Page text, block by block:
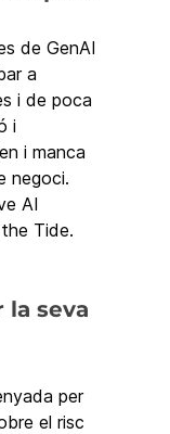
de GenAI
a
i de poca
i
i manca
negoci.
AI
Tide.
la seva
per
el risc